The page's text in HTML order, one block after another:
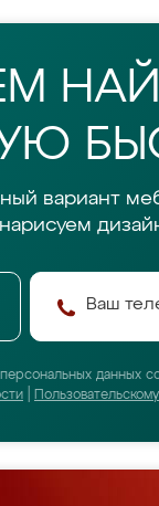
вариант
данных